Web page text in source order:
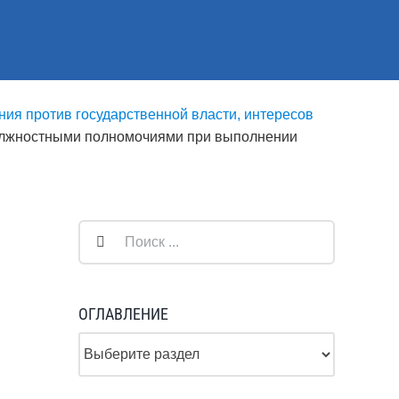
против государственной власти, интересов
полномочиями при выполнении
ОГЛАВЛЕНИЕ